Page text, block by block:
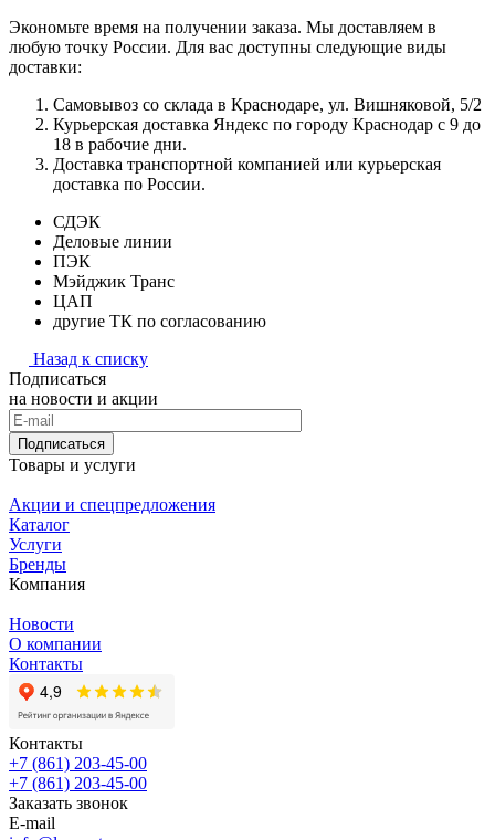
Экономьте время на получении заказа. Мы доставляем в
любую точку России. Для вас доступны следующие виды
доставки:
Самовывоз со склада в Краснодаре, ул. Вишняковой, 5/2
Курьерская доставка Яндекс по городу Краснодар с 9 до
18 в рабочие дни.
Доставка транспортной компанией или курьерская
доставка по России.
СДЭК
Деловые линии
ПЭК
Мэйджик Транс
ЦАП
другие ТК по согласованию
Назад к списку
Подписаться
на новости и акции
Подписаться
Товары и услуги
Акции и спецпредложения
Каталог
Услуги
Бренды
Компания
Новости
О компании
Контакты
Контакты
+7 (861) 203-45-00
+7 (861) 203-45-00
Заказать звонок
E-mail